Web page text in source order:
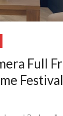
Full
Festival